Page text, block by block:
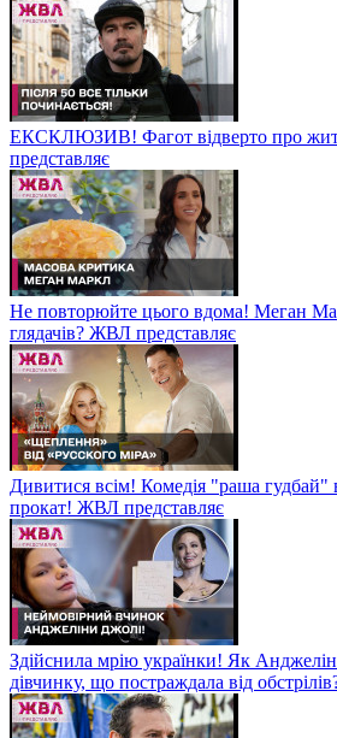
ЕКСКЛЮЗИВ! Фагот відверто про
представляє
Не повторюйте цього вдома! Меган
глядачів? ЖВЛ представляє
Дивитися всім! Комедія "раша
прокат! ЖВЛ представляє
Здійснила мрію українки! Як
дівчинку, що постраждала від